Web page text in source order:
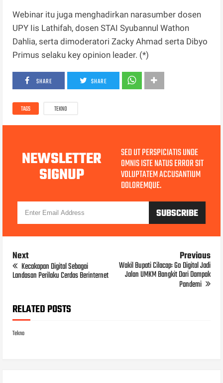
Webinar itu juga menghadirkan narasumber dosen
UPY Iis Lathifah, dosen STAI Syubannul Wathon
Dahlia, serta dimoderatori Zacky Ahmad serta Dibyo
Primus selaku key opinion leader. (*)
SHARE SHARE
TAGS TEKNO
NEWSLETTER
SIGNUP
SED UT PERSPICIATIS UNDE
OMNIS ISTE NATUS ERROR SIT
VOLUPTATEM ACCUSANTIUM
DOLOREMQUE.
Next
Kecakapan Digital Sebagai
Landasan Perilaku Cerdas Berinternet
Previous
Wakil Bupati Cilacap: Go Digital Jadi
Jalan UMKM Bangkit Dari Dampak
Pandemi
RELATED POSTS
Tekno